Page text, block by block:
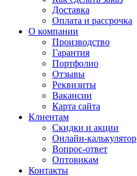
Доставка
Оплата и рассрочка
О компании
Производство
Гарантия
Портфолио
Отзывы
Реквизиты
Вакансии
Карта сайта
Клиентам
Скидки и акции
Онлайн-калькулятор
Вопрос-ответ
Оптовикам
Контакты